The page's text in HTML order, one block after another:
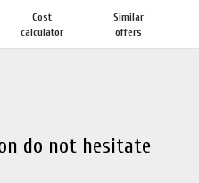
Cost
calculator
Similar
offers
do not hesitate